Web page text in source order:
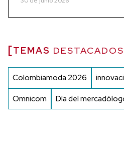
TEMAS DESTACADOS
Colombiamoda 2026
Omnicom Día del